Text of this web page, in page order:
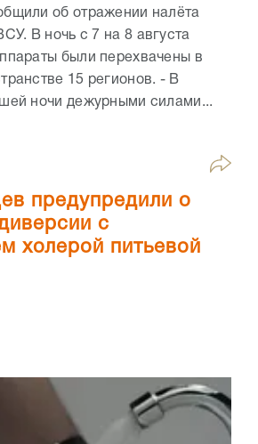
об отражении налёта
В ночь с 7 на 8 августа
были перехвачены в
15 регионов. - В
ночи дежурными силами...
предупредили о
с
холерой питьевой